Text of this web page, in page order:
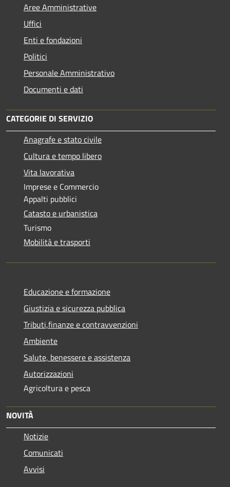
Aree Amministrative
Uffici
Enti e fondazioni
Politici
Personale Amministrativo
Documenti e dati
CATEGORIE DI SERVIZIO
Anagrafe e stato civile
Cultura e tempo libero
Vita lavorativa
Imprese e Commercio
Appalti pubblici
Catasto e urbanistica
Turismo
Mobilità e trasporti
Educazione e formazione
Giustizia e sicurezza pubblica
Tributi,finanze e contravvenzioni
Ambiente
Salute, benessere e assistenza
Autorizzazioni
Agricoltura e pesca
NOVITÀ
Notizie
Comunicati
Avvisi